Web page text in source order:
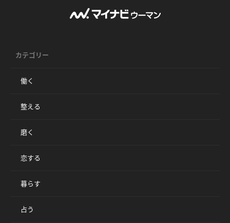
カテゴリー
働く
整える
磨く
恋する
暮らす
占う